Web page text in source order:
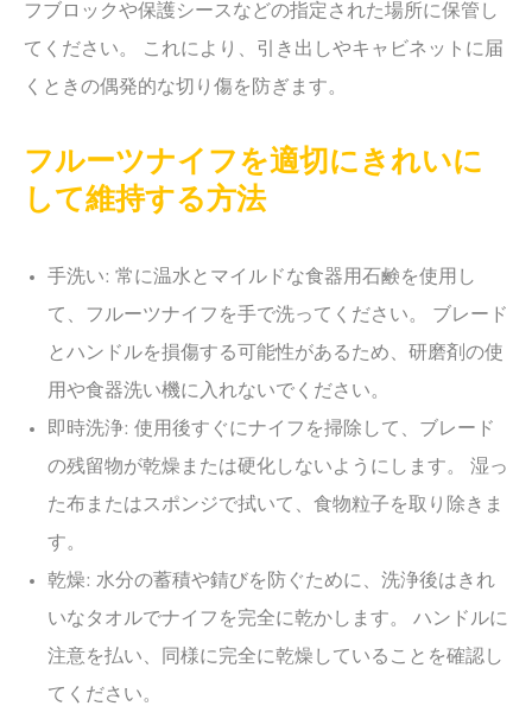
フブロックや保護シースなどの指定された場所に保管し
てください。 これにより、引き出しやキャビネットに届
くときの偶発的な切り傷を防ぎます。
フルーツナイフを適切にきれいに
して維持する方法
手洗い: 常に温水とマイルドな食器用石鹸を使用し
て、フルーツナイフを手で洗ってください。 ブレード
とハンドルを損傷する可能性があるため、研磨剤の使
用や食器洗い機に入れないでください。
即時洗浄: 使用後すぐにナイフを掃除して、ブレード
の残留物が乾燥または硬化しないようにします。 湿っ
た布またはスポンジで拭いて、食物粒子を取り除きま
す。
乾燥: 水分の蓄積や錆びを防ぐために、洗浄後はきれ
いなタオルでナイフを完全に乾かします。 ハンドルに
注意を払い、同様に完全に乾燥していることを確認し
てください。